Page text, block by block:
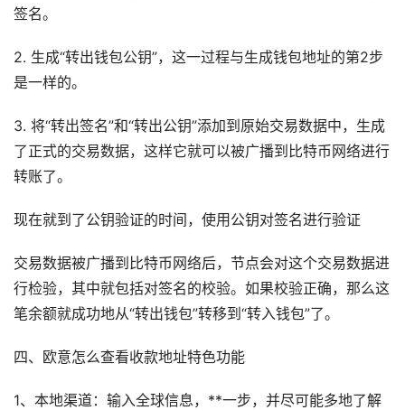
签名。
2. 生成“转出钱包公钥”，这一过程与生成钱包地址的第2步
是一样的。
3. 将“转出签名”和“转出公钥”添加到原始交易数据中，生成
了正式的交易数据，这样它就可以被广播到比特币网络进行
转账了。
现在就到了公钥验证的时间，使用公钥对签名进行验证
交易数据被广播到比特币网络后，节点会对这个交易数据进
行检验，其中就包括对签名的校验。如果校验正确，那么这
笔余额就成功地从“转出钱包”转移到“转入钱包”了。
四、欧意怎么查看收款地址特色功能
1、本地渠道：输入全球信息，**一步，并尽可能多地了解